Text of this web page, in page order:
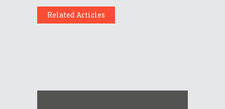
Related Articles